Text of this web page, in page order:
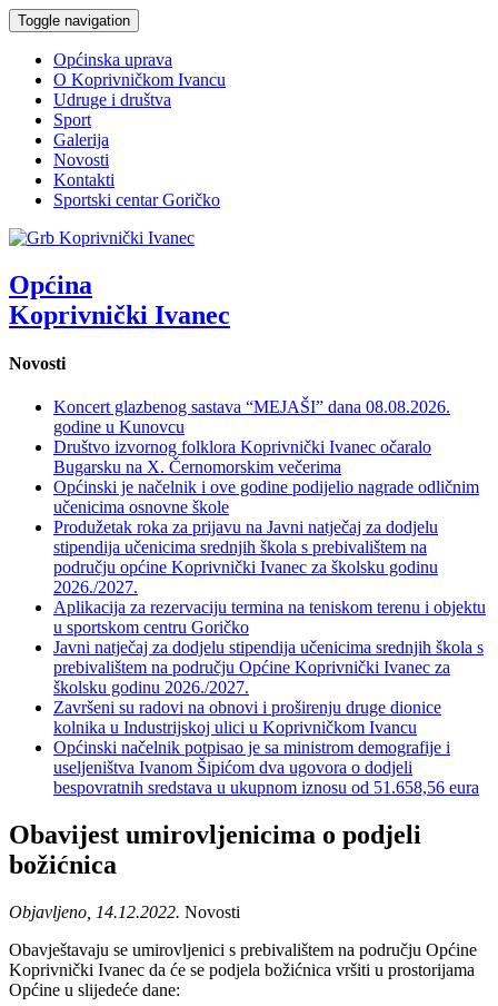
Toggle navigation
Općinska uprava
O Koprivničkom Ivancu
Udruge i društva
Sport
Galerija
Novosti
Kontakti
Sportski centar Goričko
Općina
Koprivnički Ivanec
Novosti
Koncert glazbenog sastava “MEJAŠI” dana 08.08.2026.
godine u Kunovcu
Društvo izvornog folklora Koprivnički Ivanec očaralo
Bugarsku na X. Černomorskim večerima
Općinski je načelnik i ove godine podijelio nagrade odličnim
učenicima osnovne škole
Produžetak roka za prijavu na Javni natječaj za dodjelu
stipendija učenicima srednjih škola s prebivalištem na
području općine Koprivnički Ivanec za školsku godinu
2026./2027.
Aplikacija za rezervaciju termina na teniskom terenu i objektu
u sportskom centru Goričko
Javni natječaj za dodjelu stipendija učenicima srednjih škola s
prebivalištem na području Općine Koprivnički Ivanec za
školsku godinu 2026./2027.
Završeni su radovi na obnovi i proširenju druge dionice
kolnika u Industrijskoj ulici u Koprivničkom Ivancu
Općinski načelnik potpisao je sa ministrom demografije i
useljeništva Ivanom Šipićom dva ugovora o dodjeli
bespovratnih sredstava u ukupnom iznosu od 51.658,56 eura
Obavijest umirovljenicima o podjeli
božićnica
Objavljeno, 14.12.2022. Novosti
Obavještavaju se umirovljenici s prebivalištem na području Općine
Koprivnički Ivanec da će se podjela božićnica vršiti u prostorijama
Općine u slijedeće dane: